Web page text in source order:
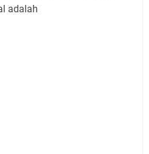
adalah